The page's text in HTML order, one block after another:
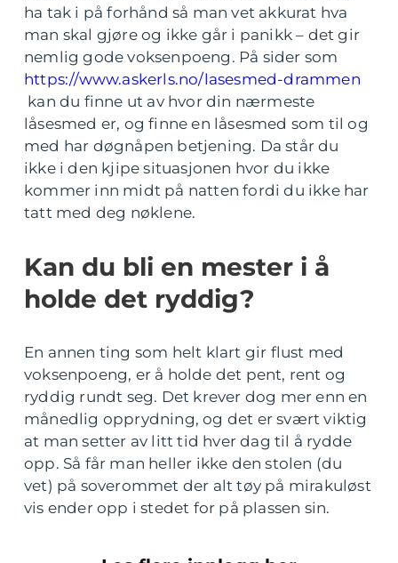
ha tak i på forhånd så man vet akkurat hva
man skal gjøre og ikke går i panikk – det gir
nemlig gode voksenpoeng. På sider som
https://www.askerls.no/lasesmed-drammen
kan du finne ut av hvor din nærmeste
låsesmed er, og finne en låsesmed som til og
med har døgnåpen betjening. Da står du
ikke i den kjipe situasjonen hvor du ikke
kommer inn midt på natten fordi du ikke har
tatt med deg nøklene.
Kan du bli en mester i å
holde det ryddig?
En annen ting som helt klart gir flust med
voksenpoeng, er å holde det pent, rent og
ryddig rundt seg. Det krever dog mer enn en
månedlig opprydning, og det er svært viktig
at man setter av litt tid hver dag til å rydde
opp. Så får man heller ikke den stolen (du
vet) på soverommet der alt tøy på mirakuløst
vis ender opp i stedet for på plassen sin.